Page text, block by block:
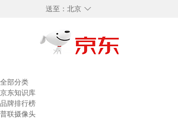
◇
送至： 北京
全部分类
京东知识库
品牌排行榜
普联摄像头